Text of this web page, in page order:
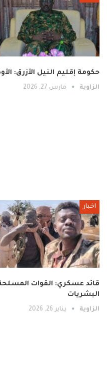
حكومة إقليم النيل الأزرق:
الزاوية مارس 27, 2026
اخبار
قائد عسكري: القوات
البشريات
الزاوية يناير 26, 2026